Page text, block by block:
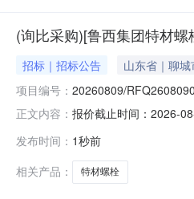
(询比采购)[鲁西集团特材
招标｜招标公告 山东省｜聊
项目编号： 20260809/
正文内容： 报价截止时间：2026-
发布时间： 1秒前
相关产品：
特材螺栓